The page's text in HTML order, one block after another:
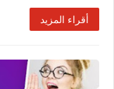
أقراء المزيد